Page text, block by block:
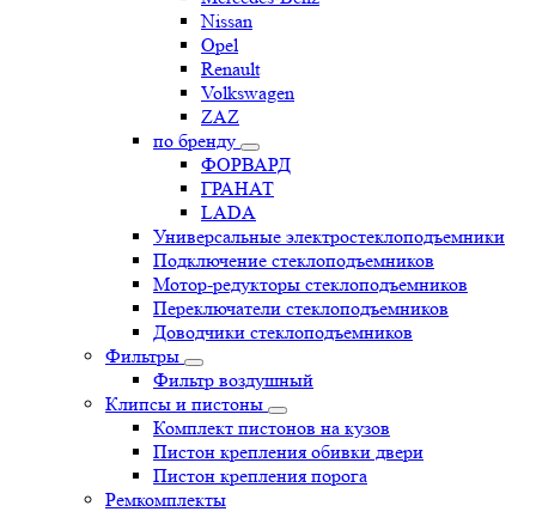
Nissan
Opel
Renault
Volkswagen
ZAZ
по бренду
ФОРВАРД
ГРАНАТ
LADA
Универсальные электростеклоподъемники
Подключение стеклоподъемников
Мотор-редукторы стеклоподъемников
Переключатели стеклоподъемников
Доводчики стеклоподъемников
Фильтры
Фильтр воздушный
Клипсы и пистоны
Комплект пистонов на кузов
Пистон крепления обивки двери
Пистон крепления порога
Ремкомплекты